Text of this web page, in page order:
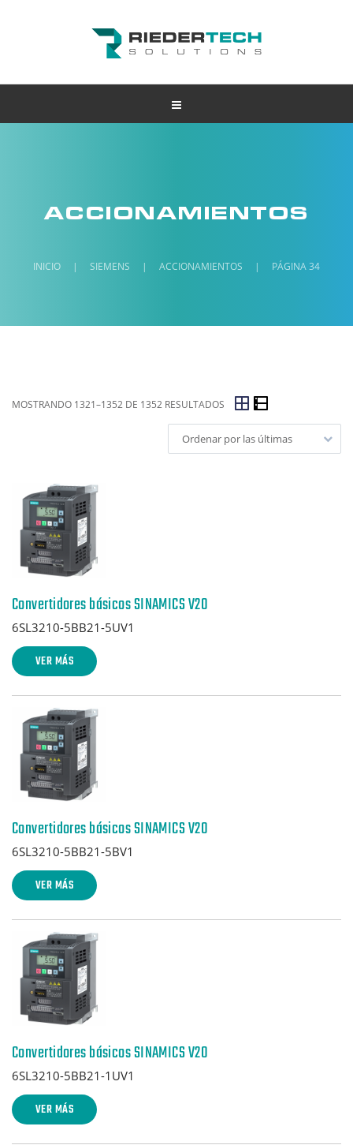
ACCIONAMIENTOS
INICIO | SIEMENS | ACCIONAMIENTOS | PÁGINA 34
MOSTRANDO 1321–1352 DE 1352 RESULTADOS
Ordenar por las últimas
Convertidores básicos SINAMICS V20
6SL3210-5BB21-5UV1
VER MÁS
Convertidores básicos SINAMICS V20
6SL3210-5BB21-5BV1
VER MÁS
Convertidores básicos SINAMICS V20
6SL3210-5BB21-1UV1
VER MÁS